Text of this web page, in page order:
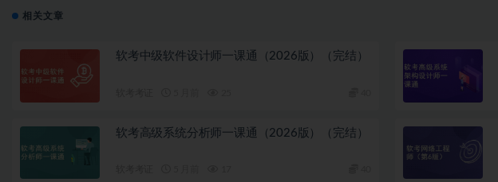
相关文章
软考中级软件设计师一课通（2026版）（完结）
软考高级系统分析师一课通（2026版）（完结）